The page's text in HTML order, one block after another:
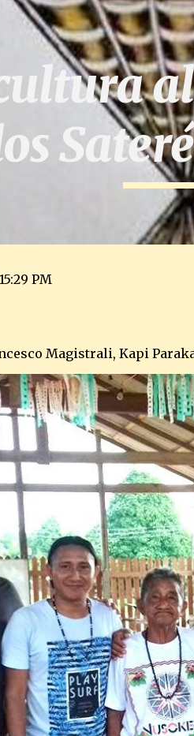
Skip
PM
Magistrali, Kapi